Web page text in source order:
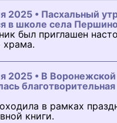
2025 • Пасхальный
в школе села Першино
был приглашен
храма.
2025 • В
в рамках
книги.